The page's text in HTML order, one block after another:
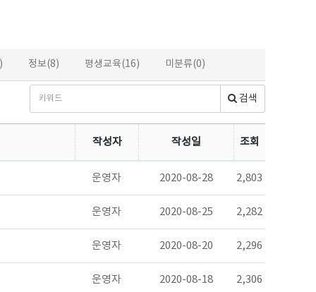
정보(8) 평생교육(16) 미분류(0)
검색
작성자 작성일 조회
운영자 2020-08-28 2,803
운영자 2020-08-25 2,282
운영자 2020-08-20 2,296
운영자 2020-08-18 2,306